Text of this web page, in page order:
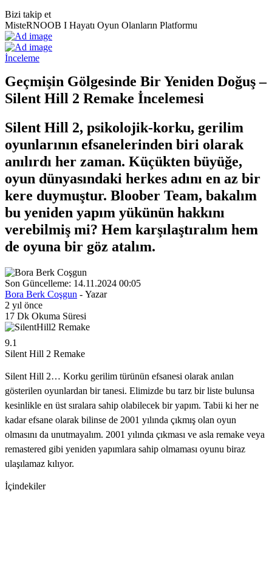
Bizi takip et
MisteRNOOB I Hayatı Oyun Olanların Platformu
İnceleme
Geçmişin Gölgesinde Bir Yeniden Doğuş –
Silent Hill 2 Remake İncelemesi
Silent Hill 2, psikolojik-korku, gerilim
oyunlarının efsanelerinden biri olarak
anılırdı her zaman. Küçükten büyüğe,
oyun dünyasındaki herkes adını en az bir
kere duymuştur. Bloober Team, bakalım
bu yeniden yapım yükünün hakkını
verebilmiş mi? Hem karşılaştıralım hem
de oyuna bir göz atalım.
Son Güncelleme: 14.11.2024 00:05
Bora Berk Coşgun - Yazar
2 yıl önce
17 Dk Okuma Süresi
9.1
Silent Hill 2 Remake
Silent Hill 2… Korku gerilim türünün efsanesi olarak anılan
gösterilen oyunlardan bir tanesi. Elimizde bu tarz bir liste bulunsa
kesinlikle en üst sıralara sahip olabilecek bir yapım. Tabii ki her ne
kadar efsane olarak bilinse de 2001 yılında çıkmış olan oyun
olmasını da unutmayalım. 2001 yılında çıkması ve asla remake veya
remastered gibi yeniden yapımlara sahip olmaması oyunu biraz
ulaşılamaz kılıyor.
İçindekiler